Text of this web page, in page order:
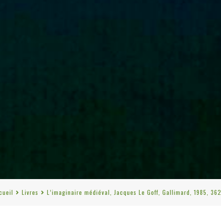
Livres L’imaginaire médiéval, Jacques Le Goff, Gallimard, 1985,